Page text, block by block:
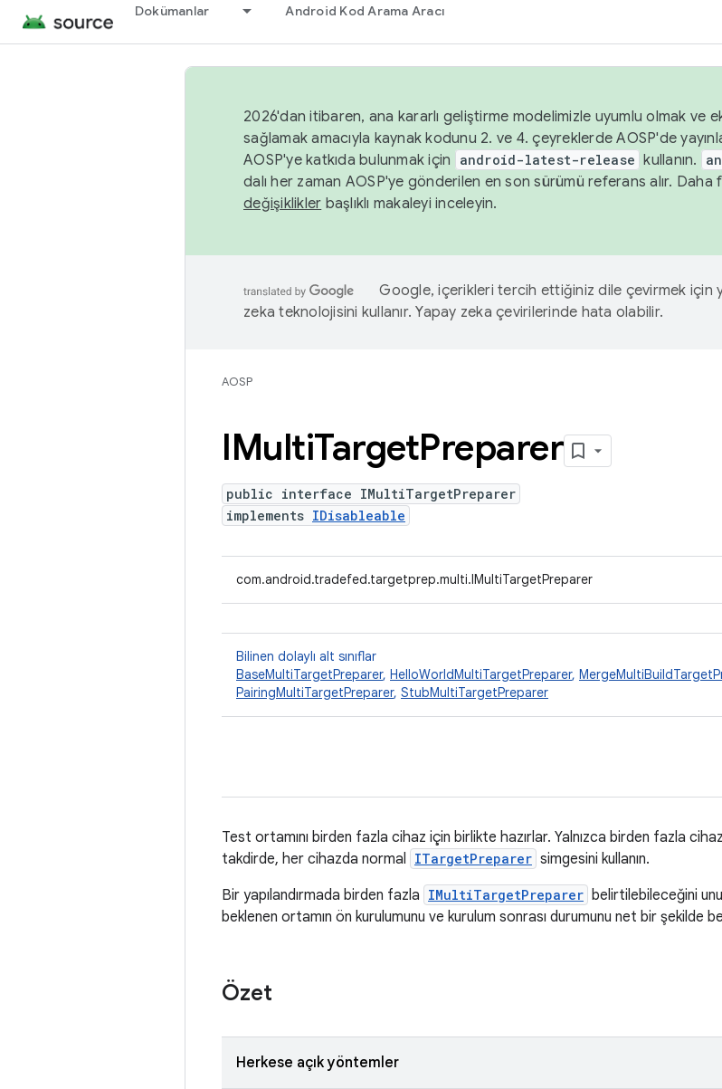
Dokümanlar Android Kod Arama Aracı
2026'dan itibaren, ana kararlı geliştirme modelimizle uyumlu olmak ve
sağlamak amacıyla kaynak kodunu 2. ve 4. çeyreklerde AOSP'de
AOSP'ye katkıda bulunmak için
android-latest-release kullanın.
dalı her zaman AOSP'ye gönderilen en son sürümü referans alır.
değişiklikler başlıklı makaleyi inceleyin.
Google, içerikleri tercih ettiğiniz dile çevirmek için
zeka teknolojisini kullanır. Yapay zeka çevirilerinde hata olabilir.
AOSP
IMultiTargetPreparer
public interface IMultiTargetPreparer
implements IDisableable
com.android.tradefed.targetprep.multi.IMultiTargetPreparer
Bilinen dolaylı alt sınıflar
BaseMultiTargetPreparer, HelloWorldMultiTargetPreparer,
PairingMultiTargetPreparer, StubMultiTargetPreparer
Test ortamını birden fazla cihaz için birlikte hazırlar. Yalnızca birden fazla
takdirde, her cihazda normal ITargetPreparer simgesini kullanın.
Bir yapılandırmada birden fazla IMultiTargetPreparer belirtilebileceğini
beklenen ortamın ön kurulumunu ve kurulum sonrası durumunu net bir şekilde
Özet
Herkese açık yöntemler